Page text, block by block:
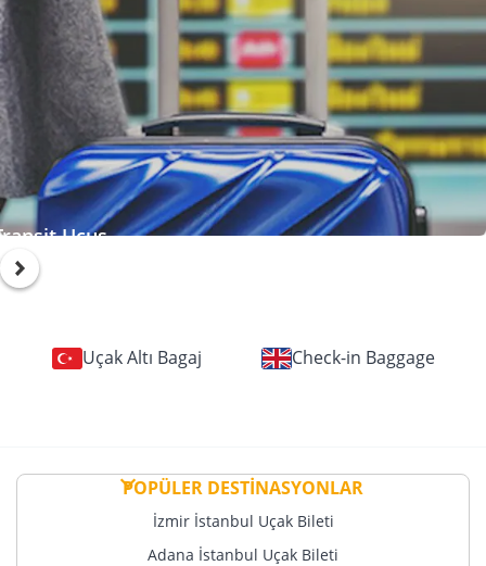
Uçuş
Bebek Pasaportu /
Ücreti ve Gerekli
Uçak Altı Bagaj Check-in Baggage
POPÜLER DESTİNASYONLAR
İzmir İstanbul Uçak Bileti
Adana İstanbul Uçak Bileti